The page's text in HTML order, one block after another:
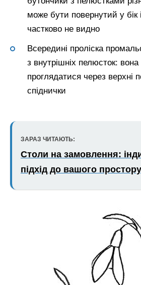
може бути повернутий у бік
частково не видно
Всередині проліска
з внутрішніх пелюсток:
проглядатися через верхні
спіднички
ЗАРАЗ ЧИТАЮТЬ:
Столи на замовлення:
підхід до вашого простору